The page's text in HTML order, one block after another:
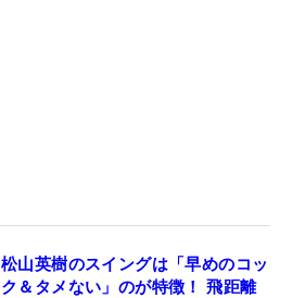
松山英樹のスイングは「早めのコッ
ク＆タメない」のが特徴！ 飛距離